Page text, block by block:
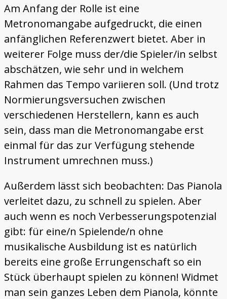
Am Anfang der Rolle ist eine
Metronomangabe aufgedruckt, die einen
anfänglichen Referenzwert bietet. Aber in
weiterer Folge muss der/die Spieler/in selbst
abschätzen, wie sehr und in welchem
Rahmen das Tempo variieren soll. (Und trotz
Normierungsversuchen zwischen
verschiedenen Herstellern, kann es auch
sein, dass man die Metronomangabe erst
einmal für das zur Verfügung stehende
Instrument umrechnen muss.)
Außerdem lässt sich beobachten: Das Pianola
verleitet dazu, zu schnell zu spielen. Aber
auch wenn es noch Verbesserungspotenzial
gibt: für eine/n Spielende/n ohne
musikalische Ausbildung ist es natürlich
bereits eine große Errungenschaft so ein
Stück überhaupt spielen zu können! Widmet
man sein ganzes Leben dem Pianola, könnte